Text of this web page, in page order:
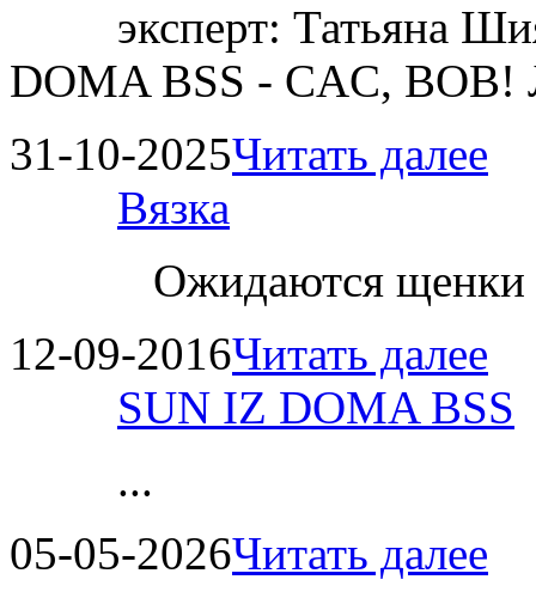
эксперт: Татьяна
DOMA BSS - CAC,
31-10-2025Читать далее
Вязка
Ожидаются
12-09-2016Читать далее
SUN IZ DOMA BSS
...
05-05-2026Читать далее